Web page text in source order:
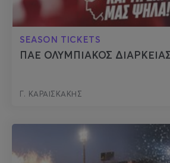
SEASON TICKETS
ΠΑΕ ΟΛΥΜΠΙΑΚΟΣ
Γ. ΚΑΡΑΙΣΚΑΚΗΣ